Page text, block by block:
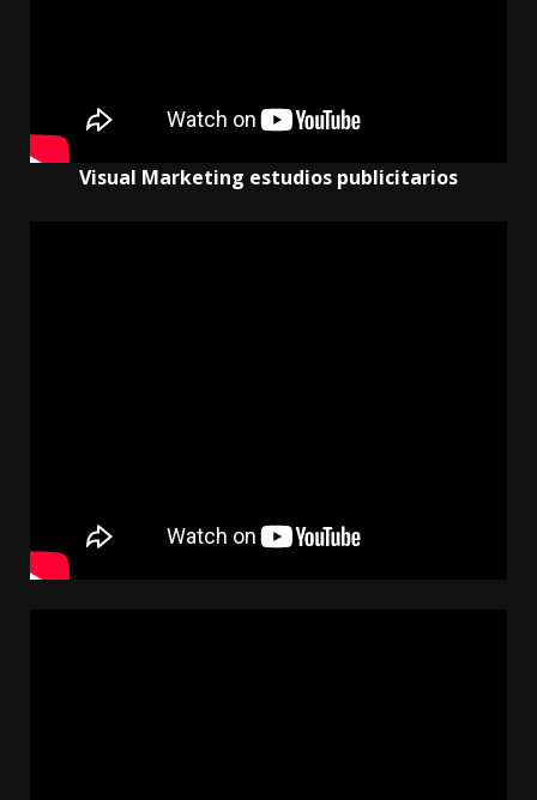
Visual Marketing estudios publicitarios